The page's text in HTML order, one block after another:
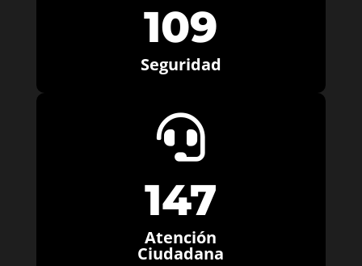
109
Seguridad

147
Atención
Ciudadana